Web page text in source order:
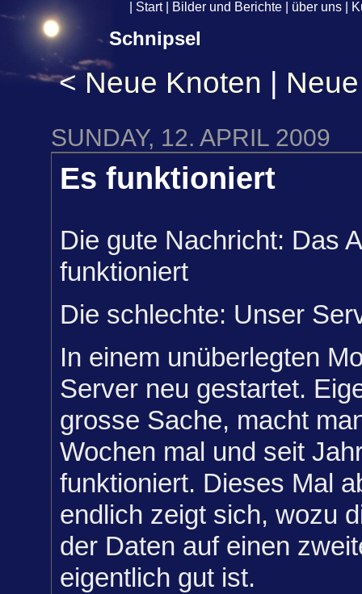
Start| Bilder und Berichte über uns
Schnipsel
< Neue Knoten |
SUNDAY, 12. APRIL 2009
Es funktioniert
Die gute Nachricht: Das
funktioniert
Die schlechte: Unser
In einem unüberlegten
Server neu gestartet.
grosse Sache, macht
Wochen mal und seit
funktioniert. Dieses Mal
endlich zeigt sich, wozu
der Daten auf einen
eigentlich gut ist.